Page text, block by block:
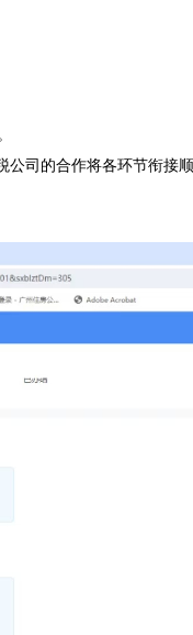
公司的合作将各环节衔接顺